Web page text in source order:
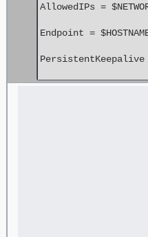
AllowedIPs =
Endpoint =